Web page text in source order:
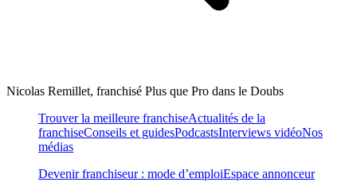
Nicolas Remillet, franchisé Plus que Pro dans le Doubs
Trouver la meilleure franchiseActualités de la
franchiseConseils et guidesPodcastsInterviews vidéoNos
médias
Devenir franchiseur : mode d’emploiEspace annonceur